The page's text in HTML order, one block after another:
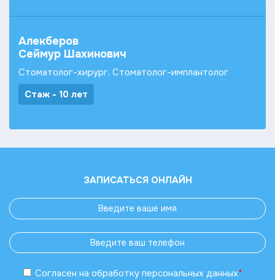
Алекберов
Сеймур Шахинович
Стоматолог-хирург, Стоматолог-имплантолог
Стаж - 10 лет
ЗАПИСАТЬСЯ ОНЛАЙН
Согласен на обработку персональных данных*